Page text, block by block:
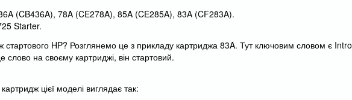
(CB436A), 78A (CE278A), 85A (CE285A), 83A (CF283A).
Starter.
стартового HP? Розглянемо це з прикладу картриджа 83A. Тут ключовим словом є
на своєму картриджі, він стартовий.
цієї моделі виглядає так: